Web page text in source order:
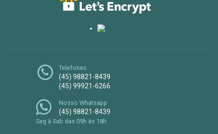
Telefones
(45) 98821-8439
(45) 99921-6266
Nosso Whatsapp
(45) 98821-8439
Seg à Sab das 09h às 18h